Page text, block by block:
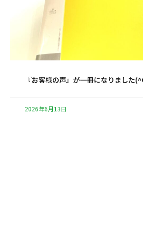
『お客様の声』が一冊になりました
2026年6月13日